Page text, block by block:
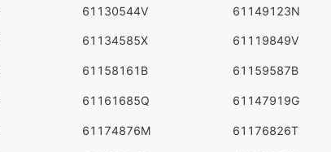
61130544V 61149123N
61134585X 61119849V
61158161B 61159587B
61161685Q 61147919G
61174876M 61176826T